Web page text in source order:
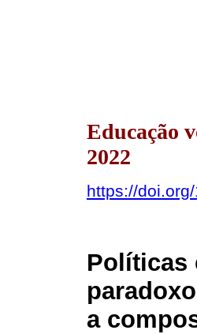
Educação
2022
https://
Políticas
a